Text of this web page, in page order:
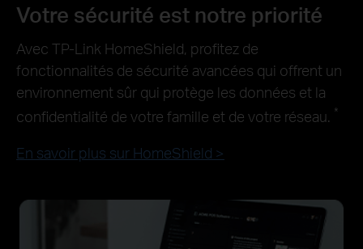
Votre sécurité est notre priorité
Avec TP-Link HomeShield, profitez de
fonctionnalités de sécurité avancées qui offrent un
environnement sûr qui protège les données et la
confidentialité de votre famille et de votre réseau. *
En savoir plus sur HomeShield >